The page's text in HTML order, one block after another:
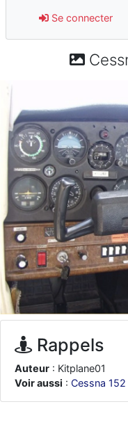
d9pouces: désolé pour
jours : je teste des
: Super, la
: je suis un
d9pouces: ouakamois > si
bien sûr que oui !
je suis un avion@,._,+:
moi et quelques avions
ouakamois: Bonjourà
quelques images du Pays
d9pouces: Je me
d9pouces:
fox_50: Bonjour, certains
meeting de Lann Bihoué de
cachée dans les pins
:
au site!
jericho : Bonne année et
2026 !
little boy
: je vous
année!
Se connecter
Rappels
Auteur : Kitplane01
Voir aussi : Cessna 152